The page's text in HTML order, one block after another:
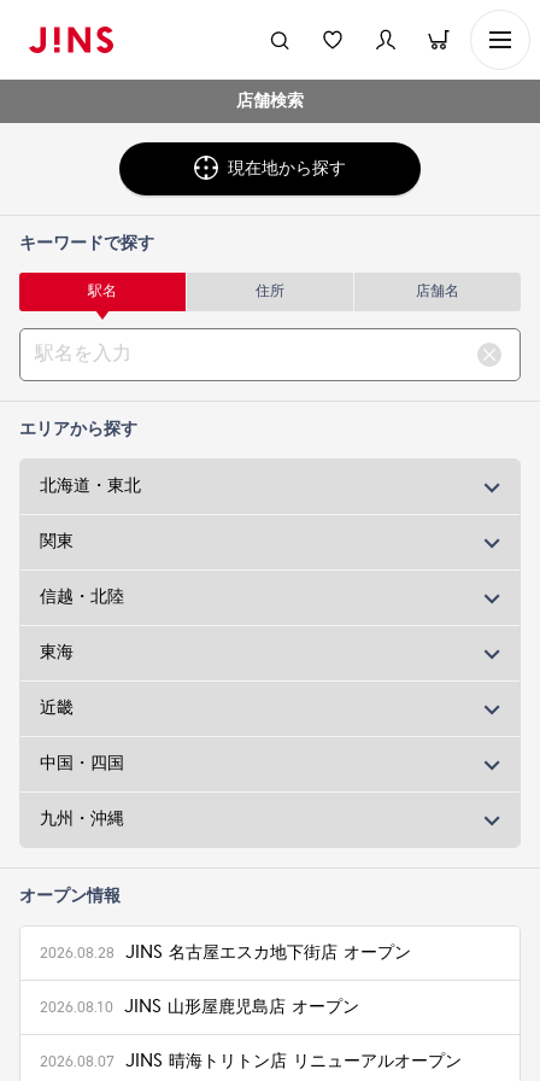
店舗検索
現在地から探す
キーワードで探す
駅名 住所 店舗名
エリアから探す
北海道・東北
関東
信越・北陸
東海
近畿
中国・四国
九州・沖縄
オープン情報
2026.08.28 JINS 名古屋エスカ地下街店 オープン
2026.08.10 JINS 山形屋鹿児島店 オープン
2026.08.07 JINS 晴海トリトン店 リニューアルオープン